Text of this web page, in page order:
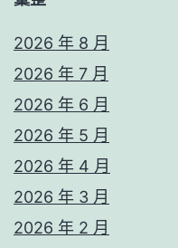
2026 年 8 月
2026 年 7 月
2026 年 6 月
2026 年 5 月
2026 年 4 月
2026 年 3 月
2026 年 2 月